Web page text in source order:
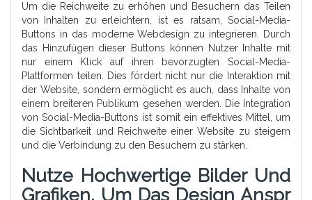
Um die Reichweite zu erhöhen und Besuchern das Teilen
von Inhalten zu erleichtern, ist es ratsam, Social-Media-
Buttons in das moderne Webdesign zu integrieren. Durch
das Hinzufügen dieser Buttons können Nutzer Inhalte mit
nur einem Klick auf ihren bevorzugten Social-Media-
Plattformen teilen. Dies fördert nicht nur die Interaktion mit
der Website, sondern ermöglicht es auch, dass Inhalte von
einem breiteren Publikum gesehen werden. Die Integration
von Social-Media-Buttons ist somit ein effektives Mittel, um
die Sichtbarkeit und Reichweite einer Website zu steigern
und die Verbindung zu den Besuchern zu stärken.
Nutze Hochwertige Bilder Und
Grafiken, Um Das Design Anspr